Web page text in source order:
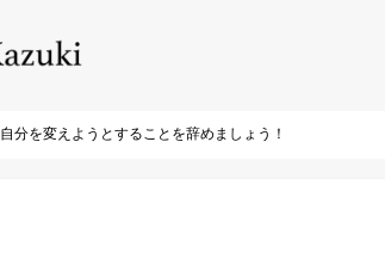
自分を変えようとすることを辞めましょう！